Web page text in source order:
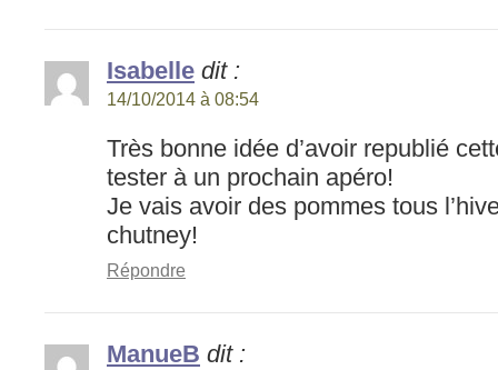
Isabelle dit :
14/10/2014 à 08:54
Très bonne idée d’avoir republié
tester à un prochain apéro!
Je vais avoir des pommes tous
chutney!
Répondre
ManueB dit :